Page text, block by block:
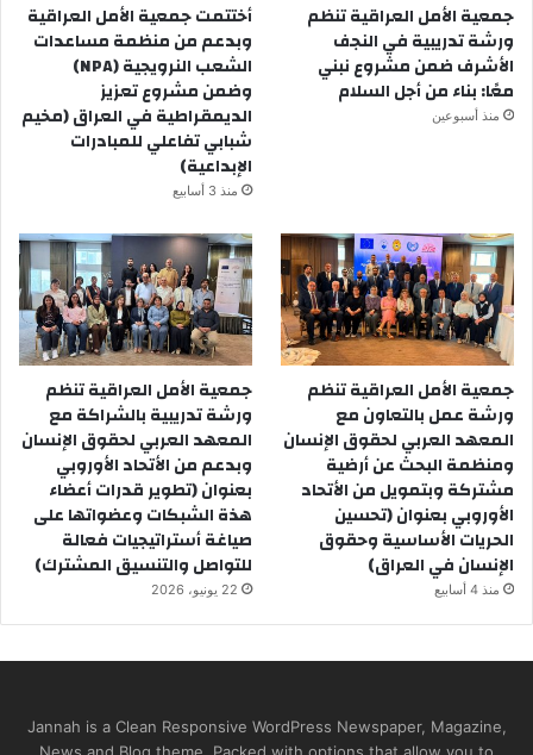
جمعية الأمل العراقية تنظم
ورشة تدريبية في النجف
الأشرف ضمن مشروع نبني
معًا: بناء من أجل السلام
منذ أسبوعين
أختتمت جمعية الأمل العراقية
وبدعم من منظمة مساعدات
الشعب النرويجية (NPA)
وضمن مشروع تعزيز
الديمقراطية في العراق (مخيم
شبابي تفاعلي للمبادرات
الإبداعية)
منذ 3 أسابيع
جمعية الأمل العراقية تنظم
ورشة عمل بالتعاون مع
المعهد العربي لحقوق الإنسان
ومنظمة البحث عن أرضية
مشتركة وبتمويل من الأتحاد
الأوروبي بعنوان (تحسين
الحريات الأساسية وحقوق
الإنسان في العراق)
منذ 4 أسابيع
جمعية الأمل العراقية تنظم
ورشة تدريبية بالشراكة مع
المعهد العربي لحقوق الإنسان
وبدعم من الأتحاد الأوروبي
بعنوان (تطوير قدرات أعضاء
هذة الشبكات وعضواتها على
صياغة أستراتيجيات فعالة
للتواصل والتنسيق المشترك)
22 يونيو، 2026
Jannah is a Clean Responsive WordPress Newspaper, Magazine,
News and Blog theme. Packed with options that allow you to